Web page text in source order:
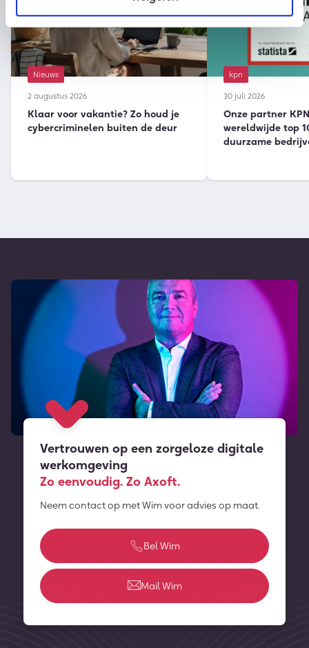
Nieuws
2 augustus 2026
Klaar voor vakantie? Zo houd je
cybercriminelen buiten de deur
kpn
30 juli 2026
Onze partner
wereldwijde top
duurzame
Vertrouwen op een zorgeloze digitale
werkomgeving
Zo eenvoudig. Zo Axoft.
Neem contact op met Wim voor advies op maat.
Bel Wim
Mail Wim